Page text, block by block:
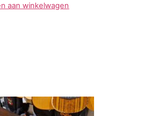
aan winkelwagen